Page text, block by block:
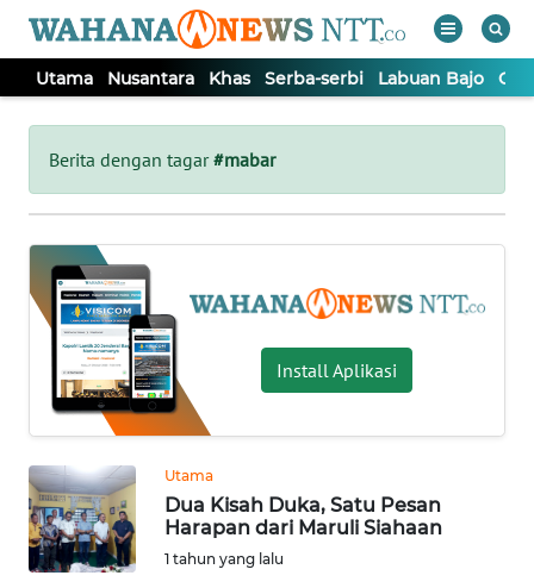
Utama Nusantara Khas Serba-serbi Labuan Bajo
Berita dengan tagar#mabar
Install Aplikasi
Utama
Dua Kisah Duka, Satu Pesan
Harapan dari Maruli Siahaan
1 tahun yang lalu
Tutup
UTAMA
NUSANTARA
KHAS
SERBA-
SERBI
LABUAN
BAJO